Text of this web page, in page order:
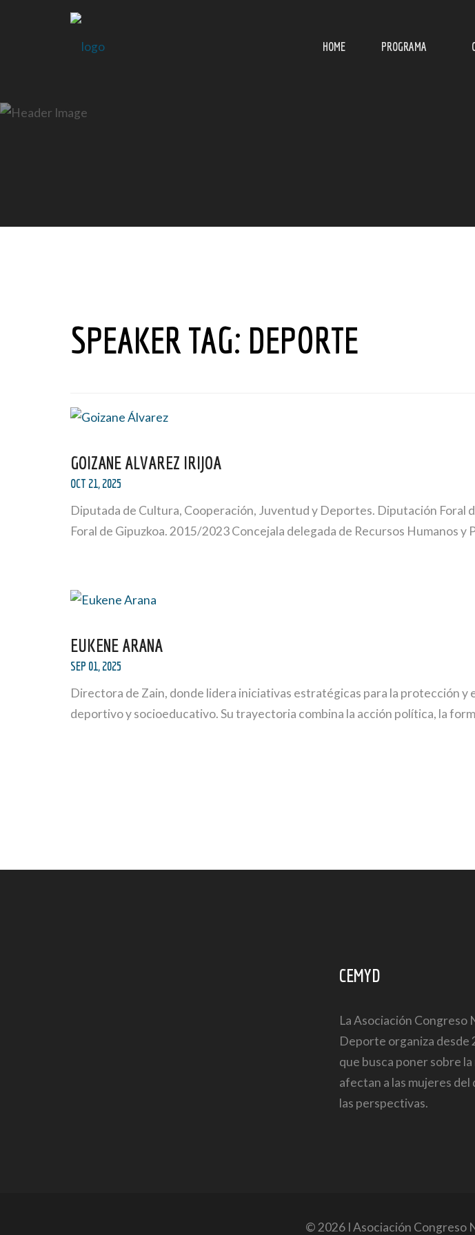
HOME PROGRAMA
SPEAKER TAG: DEPORTE
GOIZANE ALVAREZ IRIJOA
OCT 21, 2025
Diputada de Cultura, Cooperación, Juventud y Deportes. Diputación
Foral de Gipuzkoa. 2015/2023 Concejala delegada de Recursos Humanos
EUKENE ARANA
SEP 01, 2025
Directora de Zain, donde lidera iniciativas estratégicas para la protección
deportivo y socioeducativo. Su trayectoria combina la acción política, la
CEMYD
La Asociación Congreso
Deporte organiza desde
que busca poner sobre
afectan a las mujeres
las perspectivas.
© 2026 I Asociación Congreso